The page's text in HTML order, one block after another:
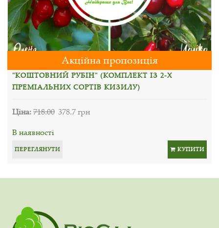
Акційна пропозиція
"КОШТОВНИЙ РУБІН" (КОМПЛЕКТ ІЗ 2-Х
ПРЕМІАЛЬНИХ СОРТІВ КИЗИЛУ)
Ціна:718.00 378.7 грн
В наявності
ПЕРЕГЛЯНУТИ КУПИТИ